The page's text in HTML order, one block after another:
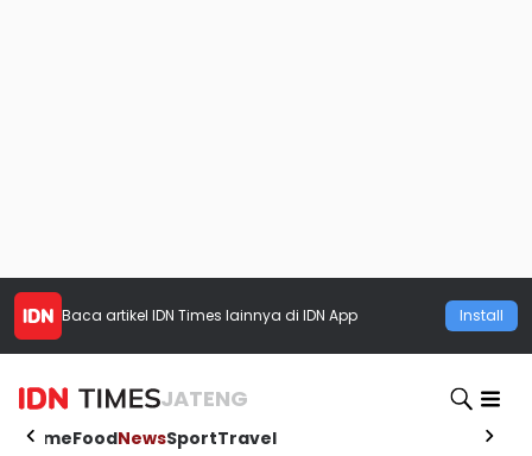
Baca artikel IDN Times lainnya di IDN App Install
JATENG
HomeFoodNewsSportTravel